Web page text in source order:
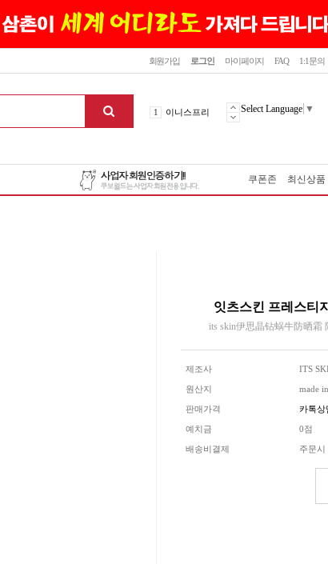
닫기
회원가입 로그인 마이페이지 FAQ 1:1문의
10 최신상품
2 설화수
5 라네즈
헤라
Select Language ▼
쿠폰존 최신상품
잇츠스킨 프레스티
its skin伊思晶钻蜗牛防晒霜
제조사 ITS
원산지 made
판매가격 카톡상
예치금 0점
배송비결제 주문시